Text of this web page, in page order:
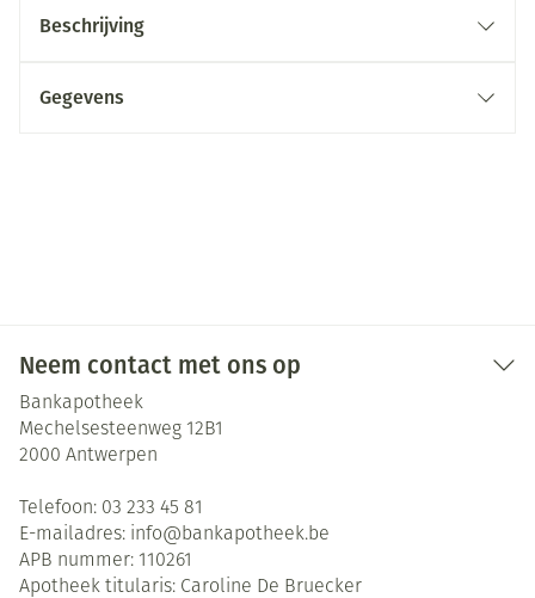
Beschrijving
Gegevens
Neem contact met ons op
Bankapotheek
Mechelsesteenweg 12B1
2000 Antwerpen
Telefoon: 03 233 45 81
E-mailadres: info@bankapotheek.be
APB nummer: 110261
Apotheek titularis: Caroline De Bruecker